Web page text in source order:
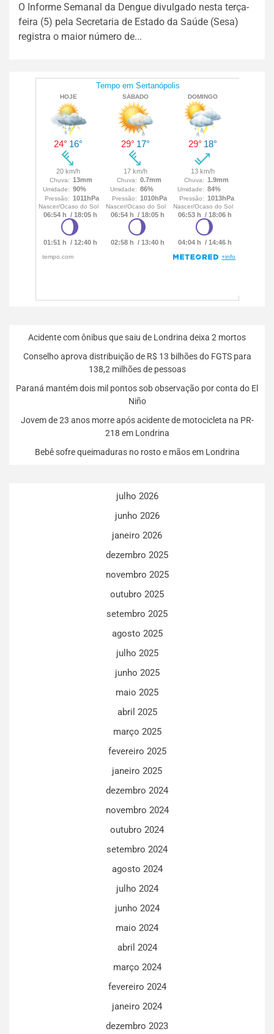
O Informe Semanal da Dengue divulgado nesta terça-
feira (5) pela Secretaria de Estado da Saúde (Sesa)
registra o maior número de...
Acidente com ônibus que saiu de Londrina deixa 2 mortos
Conselho aprova distribuição de R$ 13 bilhões do FGTS para
138,2 milhões de pessoas
Paraná mantém dois mil pontos sob observação por conta do El
Niño
Jovem de 23 anos morre após acidente de motocicleta na PR-
218 em Londrina
Bebê sofre queimaduras no rosto e mãos em Londrina
julho 2026
junho 2026
janeiro 2026
dezembro 2025
novembro 2025
outubro 2025
setembro 2025
agosto 2025
julho 2025
junho 2025
maio 2025
abril 2025
março 2025
fevereiro 2025
janeiro 2025
dezembro 2024
novembro 2024
outubro 2024
setembro 2024
agosto 2024
julho 2024
junho 2024
maio 2024
abril 2024
março 2024
fevereiro 2024
janeiro 2024
dezembro 2023